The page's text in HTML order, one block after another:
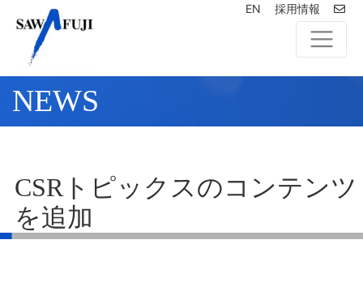
EN 採用情報
NEWS
CSRトピックスのコンテンツ
を追加